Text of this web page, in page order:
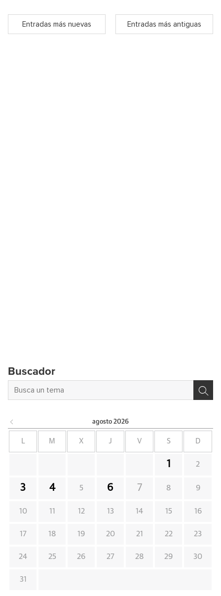
Entradas más nuevas Entradas más antiguas
Buscador
agosto 2026
L M X J V S D
1 2
3 4 5 6 7 8 9
10 11 12 13 14 15 16
17 18 19 20 21 22 23
24 25 26 27 28 29 30
31